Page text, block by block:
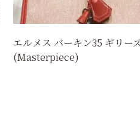
エルメス バーキン35 ギリー
(Masterpiece)